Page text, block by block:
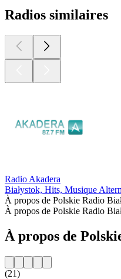
Radios similaires
Radio Akadera
Białystok, Hits, Musique
À propos de Polskie Radio
À propos de Polskie Radio
À propos de
(21)